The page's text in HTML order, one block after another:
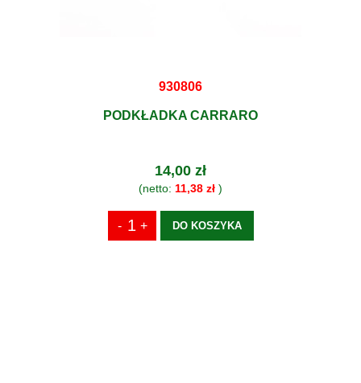
930806
PODKŁADKA CARRARO
14,00 zł
(netto: 11,38 zł )
DO KOSZYKA